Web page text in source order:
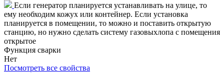
Если генератор планируется устанавливать на улице, то
ему необходим кожух или контейнер. Если установка
планируется в помещении, то можно и поставить открытую
станцию, но нужно сделать систему газовыхлопа с помещения
открытое
Функция сварки
Нет
Посмотреть все свойства